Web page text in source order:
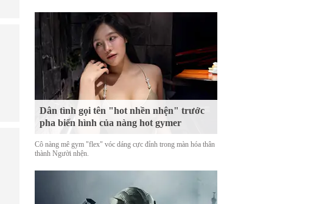
Dân tình gọi tên "hot nhền nhện" trước
pha biến hình của nàng hot gymer
Cô nàng mê gym "flex" vóc dáng cực đỉnh trong màn hóa thân
thành Người nhện.